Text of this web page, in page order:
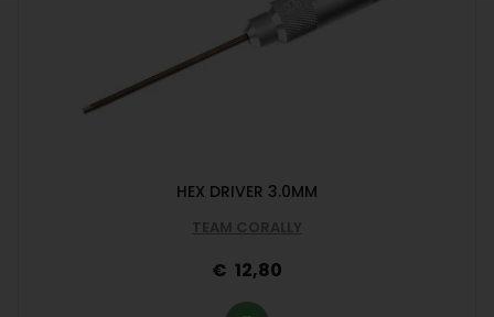
HEX DRIVER 3.0MM
TEAM CORALLY
12,80